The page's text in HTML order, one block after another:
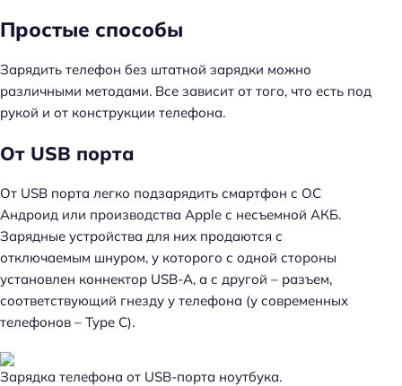
Простые способы
Зарядить телефон без штатной зарядки можно
различными методами. Все зависит от того, что есть под
рукой и от конструкции телефона.
От USB порта
От USB порта легко подзарядить смартфон с ОС
Андроид или производства Apple с несъемной АКБ.
Зарядные устройства для них продаются с
отключаемым шнуром, у которого с одной стороны
установлен коннектор USB-А, а с другой – разъем,
соответствующий гнезду у телефона (у современных
телефонов – Type C).
Зарядка телефона от USB-порта ноутбука.